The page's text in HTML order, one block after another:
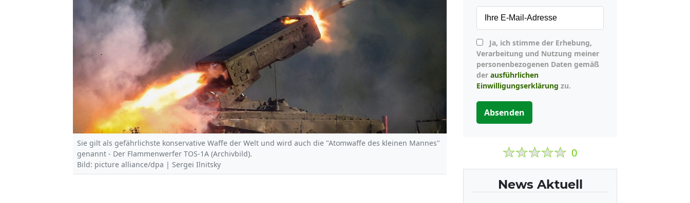
Sie gilt als gefährlichste konservative Waffe der Welt und wird auch die "Atomwaffe des kleinen Mannes"
genannt - Der Flammenwerfer TOS-1A (Archivbild).
Bild: picture alliance/dpa | Sergei Ilnitsky
Verarbeitung und Nutzung meiner
personenbezogenen Daten gemäß
der ausführlichen
Einwilligungserklärung zu.
Absenden
0
News Aktuell